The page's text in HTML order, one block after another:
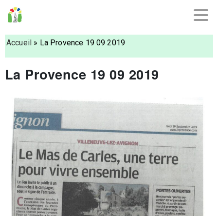
Accueil » La Provence 19 09 2019
La Provence 19 09 2019